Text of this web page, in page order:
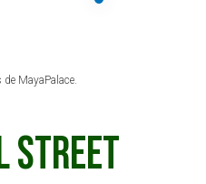
MayaPalace.
Street